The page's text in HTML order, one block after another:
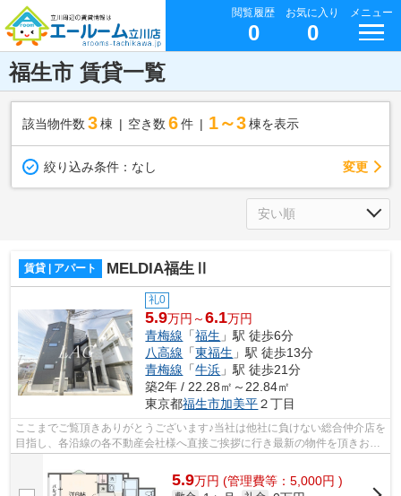
閲覧履歴
0
お気に入り
0
メニュー
福生市 賃貸一覧
該当物件数 3棟 空き数 6 件 1～3 棟を表示
絞り込み条件： なし 変更
賃貸 | アパート MELDIA福生Ⅱ
礼0
5.9万円～6.1万円
青梅線 「福生 」駅 徒歩6分
八高線 「東福生 」駅 徒歩13分
青梅線 「牛浜 」駅 徒歩21分
築2年 / 22.28㎡～22.84㎡
東京都福生市加美平２丁目
ここまでご覧頂きありがとうございます♪当社は他社に負けない総合仲介店を
目指し、各沿線の各不動産会社様へ直接ご挨拶に行き最新の物件を頂きお客
5.9万円 (管理費等：5,000円 )